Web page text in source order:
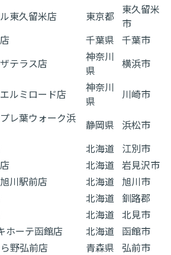
東久留米店
東京都 東久留米
市
千葉県 千葉市
テラス店
神奈川
県
横浜市
ルミロード店
神奈川
県
川崎市
レ葉ウォーク浜
静岡県
浜松市
北海道 江別市
北海道 岩見沢市
川駅前店
北海道 旭川市
北海道 釧路郡
北海道 北見市
ホーテ函館店
北海道 函館市
野弘前店
青森県
弘前市